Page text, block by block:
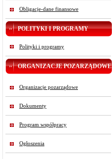
Obligacje-dane finansowe
POLITYKI I PROGRAMY
Polityki i programy
ORGANIZACJE POZARZĄDOWE
Organizacje pozarządowe
Dokumenty
Program współpracy
Ogłoszenia